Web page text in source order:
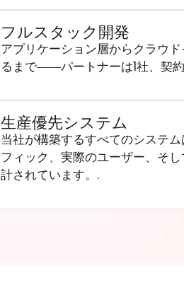
フルスタック開発
アプリケーション層からクラウ
るまで――パートナーは1社、契
生産優先システム
当社が構築するすべてのシステ
フィック、実際のユーザー、そ
計されています。.